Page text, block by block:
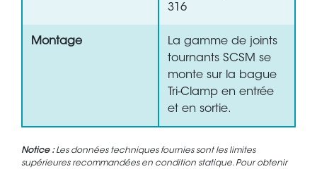
316
Montage
La gamme de joints
tournants SCSM se
monte sur la bague
Tri-Clamp en entrée
et en sortie.
Notice :Les données techniques fournies sont les limites
supérieures recommandées en condition statique. Pour obtenir